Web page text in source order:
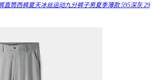
直筒西裤夏天冰丝运动九分裤子男夏季薄款 595深灰 29